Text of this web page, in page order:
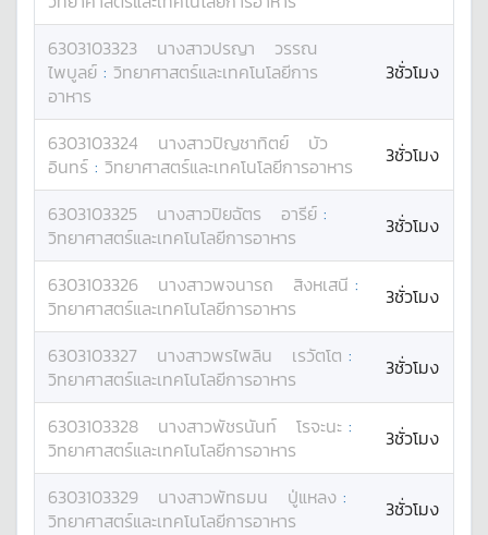
6303103323 นางสาวปรญา
วรรณ
ไพบูลย์ : วิทยาศาสตร์และเทคโนโลยีการ
อาหาร
3ชั่วโมง
6303103324 นางสาวปิญชาทิตย์
บัว
อินทร์ : วิทยาศาสตร์และเทคโนโลยีการอาหาร 3ชั่วโมง
6303103325 นางสาวปิยฉัตร อารีย์ :
วิทยาศาสตร์และเทคโนโลยีการอาหาร
3ชั่วโมง
6303103326 นางสาวพจนารถ สิงหเสนี :
วิทยาศาสตร์และเทคโนโลยีการอาหาร
3ชั่วโมง
6303103327 นางสาวพรไพลิน เรวัตโต :
วิทยาศาสตร์และเทคโนโลยีการอาหาร
3ชั่วโมง
6303103328 นางสาวพัชรนันท์ โรจะนะ :
วิทยาศาสตร์และเทคโนโลยีการอาหาร
3ชั่วโมง
6303103329 นางสาวพัทธมน ปู่แหลง :
วิทยาศาสตร์และเทคโนโลยีการอาหาร
3ชั่วโมง